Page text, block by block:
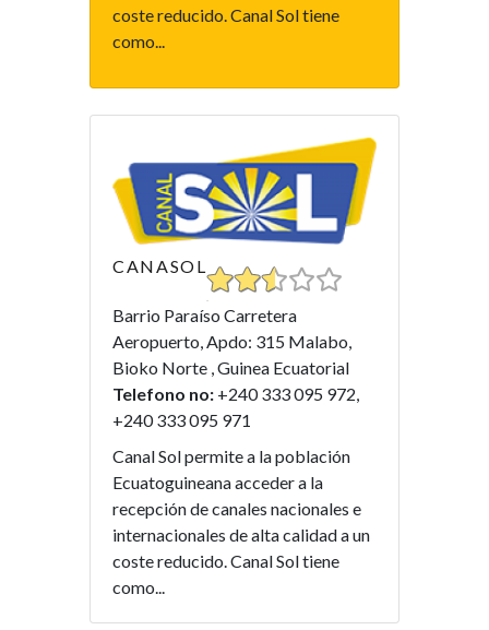
coste reducido. Canal Sol tiene
como...
CANASOL
Barrio Paraíso Carretera
Aeropuerto, Apdo: 315 Malabo,
Bioko Norte , Guinea Ecuatorial
Telefono no: +240 333 095 972,
+240 333 095 971
Canal Sol permite a la población
Ecuatoguineana acceder a la
recepción de canales nacionales e
internacionales de alta calidad a un
coste reducido. Canal Sol tiene
como...